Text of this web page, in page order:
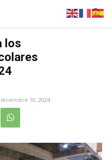
los
diciembre 10, 2024